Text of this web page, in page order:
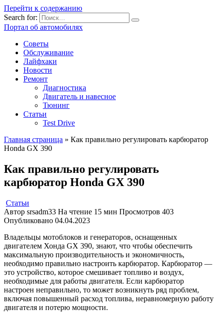
Перейти к содержанию
Search for:
Портал об автомобилях
Советы
Обслуживание
Лайфхаки
Новости
Ремонт
Диагностика
Двигатель и навесное
Тюнинг
Статьи
Test Drive
Главная страница » Как правильно регулировать карбюратор
Honda GX 390
Как правильно регулировать
карбюратор Honda GX 390
Статьи
Автор srsadm33 На чтение 15 мин Просмотров 403
Опубликовано 04.04.2023
Владельцы мотоблоков и генераторов, оснащенных
двигателем Хонда GX 390, знают, что чтобы обеспечить
максимальную производительность и экономичность,
необходимо правильно настроить карбюратор. Карбюратор —
это устройство, которое смешивает топливо и воздух,
необходимые для работы двигателя. Если карбюратор
настроен неправильно, то может возникнуть ряд проблем,
включая повышенный расход топлива, неравномерную работу
двигателя и потерю мощности.